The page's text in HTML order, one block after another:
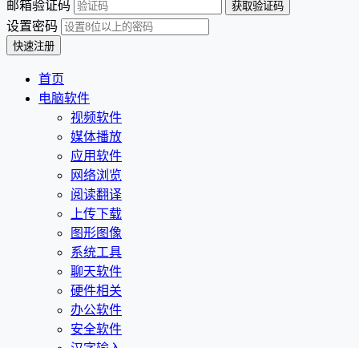
邮箱验证码
设置密码
首页
电脑软件
视频软件
媒体播放
应用软件
网络浏览
阅读翻译
上传下载
图形图像
系统工具
聊天软件
硬件相关
办公软件
安全软件